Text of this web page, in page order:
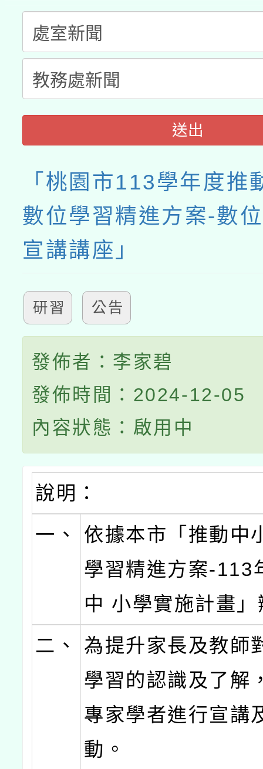
送出
「桃園市113學年度推
數位學習精進方案-數
宣講講座」
研習 公告
發佈者：李家碧
發佈時間：2024-12-05
內容狀態：啟用中
說明：
一、
依據本市「推動中
學習精進方案-113
中 小學實施計畫
二、
為提升家長及教師
學習的認識及了解
專家學者進行宣講
動。